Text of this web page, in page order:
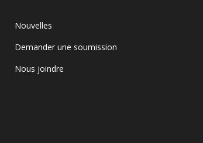
Nouvelles
Demander une soumission
Nous joindre